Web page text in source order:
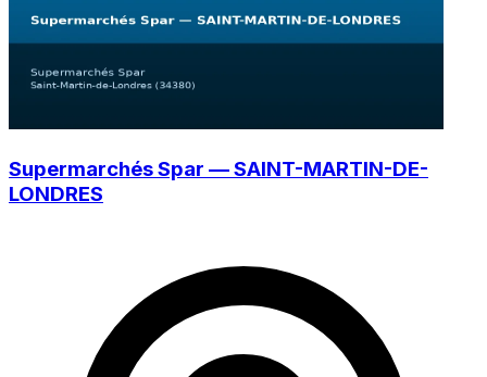
Supermarchés Spar — SAINT-MARTIN-DE-
LONDRES